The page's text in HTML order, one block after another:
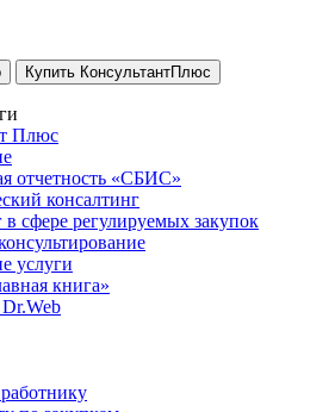
Купить КонсультантПлюс
Плюс
отчетность «СБИС»
консалтинг
в сфере регулируемых закупок
услуги
книга»